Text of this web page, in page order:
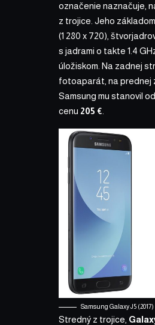
označenie naznačuje,
z trojice. Jeho
(1 280 x 720),
s jadrami o takte 1.4
úložiskom. Na zadnej
fotoaparát, na prednej
Samsung mu stanovil
cenu 205 €.
Samsung Galaxy J5 (2017)
Stredný z trojice,